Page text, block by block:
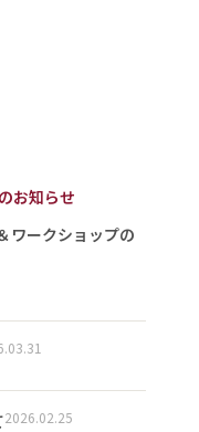
お知らせ
ークショップの
2026.02.25